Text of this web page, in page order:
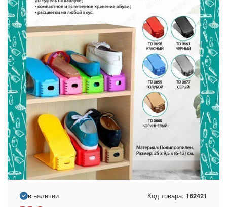
в наличии Код товара: 162421